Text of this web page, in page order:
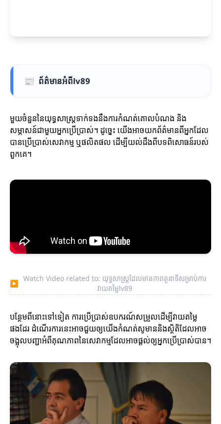
📰 ព័ត៌មានអំពីlv89
មួយចំនួននៃយុទ្ធសាស្ត្រទាក់ទងនឹងការកំណត់គោលបំណង និង
សម្ភាសន៍ជាមួយអ្នកប្រើប្រាស់។ ដូច្នេះ យើងអាចយកព័ត៌មានពីអ្នកដែល
បានប្រើប្រាស់សេវាកម្ម ឬផលិតផល ដើម្បីយល់ដឹងពីបទពិសោធន៍របស់
ពួកគេ។
▶
Watch Video related to: យុទ្ធសាស្ត្រដែលមានភាពតួនាទីសម្រាប់ការ
វាយតម្លៃlv89
បន្ថែមពីនោះទៅទៀត ការប្រើប្រាស់ឧបករណ៍សម្រួលដើម្បីវាយតម្លៃ
ផងដែរ ដំណើរការនេះអាចជួយឲ្យយើងកំណត់សូមាននិងស្ថិតិដែលអាច
ចង្អុលបញ្ជាអំពីគុណភាពនៃសេវាកម្មដែលអាចផ្តល់ឲ្យអ្នកប្រើប្រាស់បាន។